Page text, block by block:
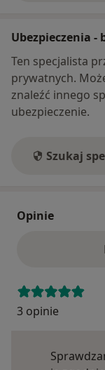
Ubezpieczenia
Ten specjalista
prywatnych.
znaleźć innego
ubezpieczenie.
Szukaj
Opinie
3 opinie